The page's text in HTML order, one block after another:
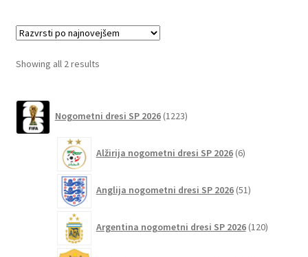
Showing all 2 resultsSorted
Nogometni dresi SP 2026 1223izdelkov
Alžirija nogometni dresi SP 2026 6izdelkov
Anglija nogometni dresi SP 2026 51izdelkov
Argentina nogometni dresi SP 2026 120izdelkov